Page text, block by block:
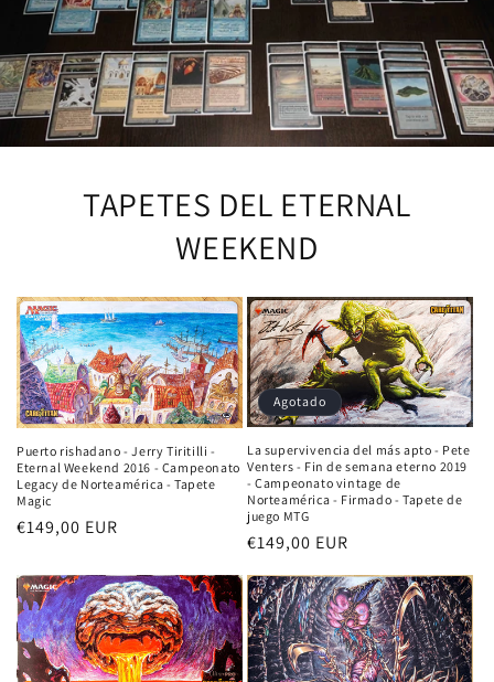
TAPETES DEL ETERNAL
WEEKEND
Puerto rishadano - Jerry Tiritilli -
Eternal Weekend 2016 - Campeonato
Legacy de Norteamérica - Tapete
Magic
Precio
€149,00 EUR
Agotado
La supervivencia del más apto - Pete
Venters - Fin de semana eterno 2019
- Campeonato vintage de
Norteamérica - Firmado - Tapete de
juego MTG
Precio
€149,00 EUR